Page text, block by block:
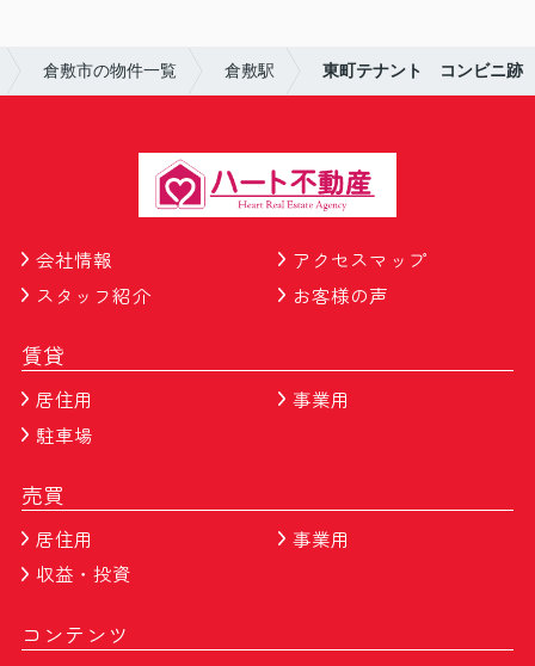
倉敷市の物件一覧 倉敷駅 東町テナント コンビニ跡
会社情報
アクセスマップ
スタッフ紹介
お客様の声
賃貸
居住用
事業用
駐車場
売買
居住用
事業用
収益・投資
コンテンツ